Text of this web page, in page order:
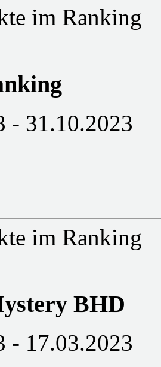
im Ranking
- 31.10.2023
im Ranking
BHD
- 17.03.2023